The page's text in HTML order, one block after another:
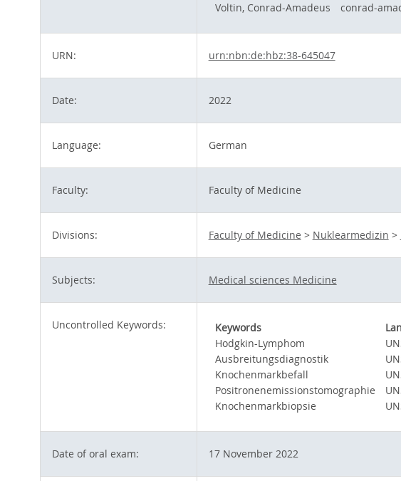
Voltin, Conrad-Amadeus
conrad-
URN: urn:nbn:de:hbz:38-645047
Date: 2022
Language: German
Faculty: Faculty of Medicine
Divisions: Faculty of Medicine > Nuklearmedizin >
Subjects: Medical sciences Medicine
Uncontrolled Keywords: Keywords
Hodgkin-Lymphom
Ausbreitungsdiagnostik
Knochenmarkbefall
Positronenemissionstomographie
Knochenmarkbiopsie
Date of oral exam: 17 November 2022